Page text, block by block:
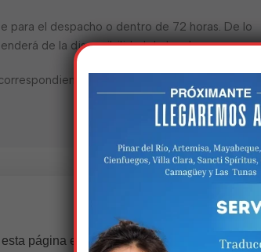
para el despacho o dentro de 72 horas. De lo
de la disponibilidad de la aduana.
y vigentes al momento de ir a
Estamos
esta página estará disponível com novidades